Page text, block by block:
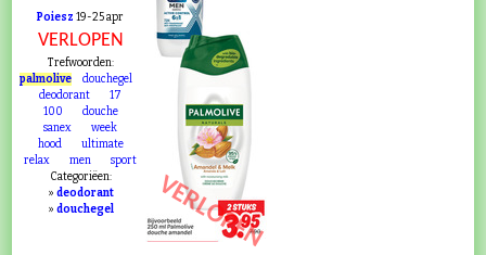
Poiesz 19-25 apr
VERLOPEN
Trefwoorden:
palmolive
douchegel
deodorant
17
100
douche
sanex
week
hood
ultimate
relax
men
sport
Categoriëen:
» deodorant
» douchegel VERLOPEN